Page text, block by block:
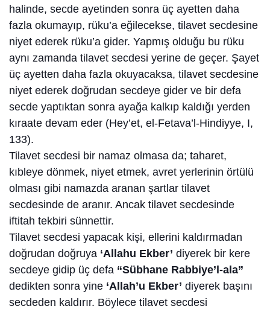
halinde, secde ayetinden sonra üç ayetten daha
fazla okumayıp, rüku’a eğilecekse, tilavet secdesine
niyet ederek rüku’a gider. Yapmış olduğu bu rüku
aynı zamanda tilavet secdesi yerine de geçer. Şayet
üç ayetten daha fazla okuyacaksa, tilavet secdesine
niyet ederek doğrudan secdeye gider ve bir defa
secde yaptıktan sonra ayağa kalkıp kaldığı yerden
kıraate devam eder (Hey’et, el-Fetava’l-Hindiyye, I,
133).
Tilavet secdesi bir namaz olmasa da; taharet,
kıbleye dönmek, niyet etmek, avret yerlerinin örtülü
olması gibi namazda aranan şartlar tilavet
secdesinde de aranır. Ancak tilavet secdesinde
iftitah tekbiri sünnettir.
Tilavet secdesi yapacak kişi, ellerini kaldırmadan
doğrudan doğruya ‘Allahu Ekber’ diyerek bir kere
secdeye gidip üç defa “Sübhane Rabbiye’l-ala”
dedikten sonra yine ‘Allah’u Ekber’ diyerek başını
secdeden kaldırır. Böylece tilavet secdesi